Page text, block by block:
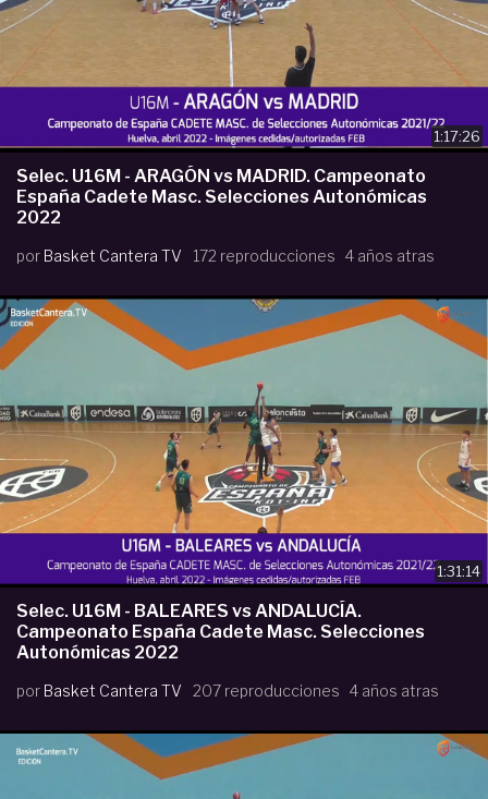
1:17:26
Selec. U16M - ARAGÓN vs MADRID. Campeonato
España Cadete Masc. Selecciones Autonómicas
2022
por Basket Cantera TV 172 reproducciones 4 años atras
1:31:14
Selec. U16M - BALEARES vs ANDALUCÍA.
Campeonato España Cadete Masc. Selecciones
Autonómicas 2022
por Basket Cantera TV 207 reproducciones 4 años atras